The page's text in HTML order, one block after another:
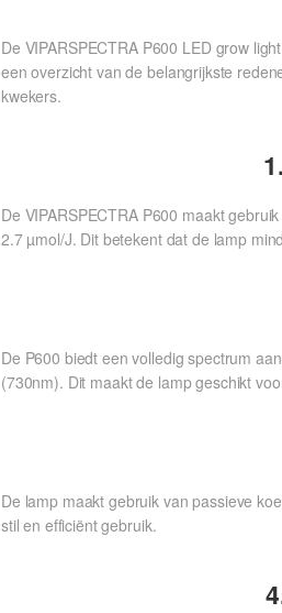
De VIPARSPECTRA P600 LED grow
een overzicht van de belangrijkste
kwekers.
De VIPARSPECTRA P600 maakt
2.7 µmol/J. Dit betekent dat de lamp
De P600 biedt een volledig spectrum
(730nm). Dit maakt de lamp geschikt
De lamp maakt gebruik van passieve
stil en efficiënt gebruik.